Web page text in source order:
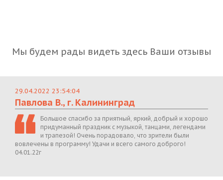
Мы будем рады видеть здесь Ваши отзывы
29.04.2022 23:54:04
Павлова В., г. Калининград
Большое спасибо за приятный, яркий, добрый и хорошо
придуманный праздник с музыкой, танцами, легендами
и трапезой! Очень порадовало, что зрители были
вовлечены в программу! Удачи и всего самого доброго!
04.01.22г